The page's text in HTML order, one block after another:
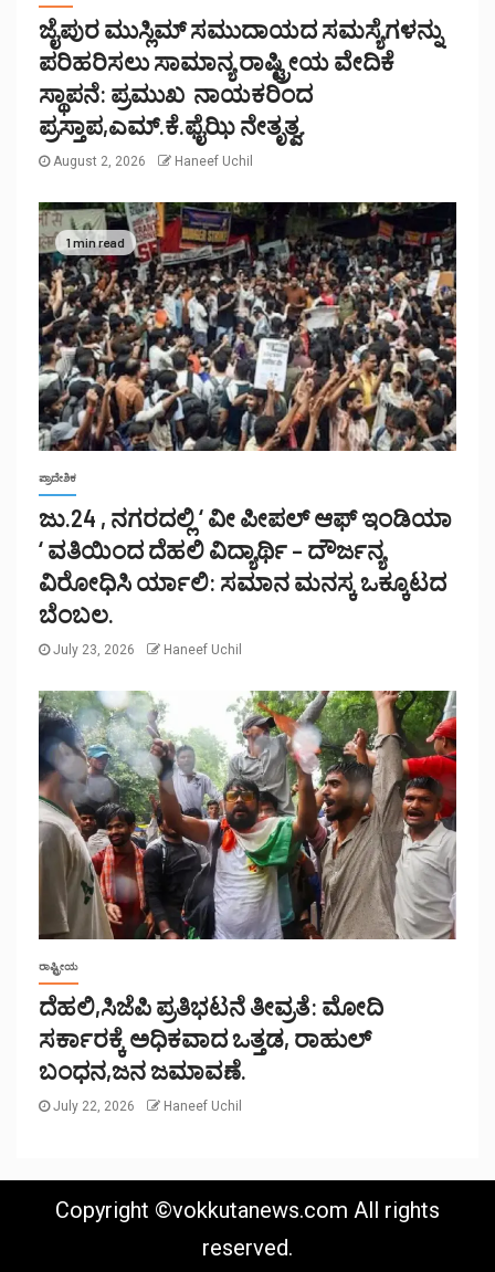
ಜೈಪುರ ಮುಸ್ಲಿಮ್ ಸಮುದಾಯದ ಸಮಸ್ಯೆಗಳನ್ನು
ಪರಿಹರಿಸಲು ಸಾಮಾನ್ಯ ರಾಷ್ಟ್ರೀಯ ವೇದಿಕೆ
ಸ್ಥಾಪನೆ: ಪ್ರಮುಖ ನಾಯಕರಿಂದ
ಪ್ರಸ್ತಾಪ,ಎಮ್.ಕೆ.ಫೈಝಿ ನೇತೃತ್ವ.
August 2, 2026 Haneef Uchil
1 min read
ಪ್ರಾದೇಶಿಕ
ಜು.24 , ನಗರದಲ್ಲಿ ‘ ವೀ ಪೀಪಲ್ ಆಫ್ ಇಂಡಿಯಾ
‘ ವತಿಯಿಂದ ದೆಹಲಿ ವಿದ್ಯಾರ್ಥಿ – ದೌರ್ಜನ್ಯ
ವಿರೋಧಿಸಿ ರ್ಯಾಲಿ: ಸಮಾನ ಮನಸ್ಕ ಒಕ್ಕೂಟದ
ಬೆಂಬಲ.
July 23, 2026 Haneef Uchil
ರಾಷ್ಟ್ರೀಯ
ದೆಹಲಿ,ಸಿಜೆಪಿ ಪ್ರತಿಭಟನೆ ತೀವ್ರತೆ: ಮೋದಿ
ಸರ್ಕಾರಕ್ಕೆ ಅಧಿಕವಾದ ಒತ್ತಡ, ರಾಹುಲ್
ಬಂಧನ,ಜನ ಜಮಾವಣೆ.
July 22, 2026 Haneef Uchil
Copyright ©vokkutanews.com All rights
reserved.